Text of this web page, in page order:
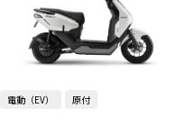
電動（EV） 原付